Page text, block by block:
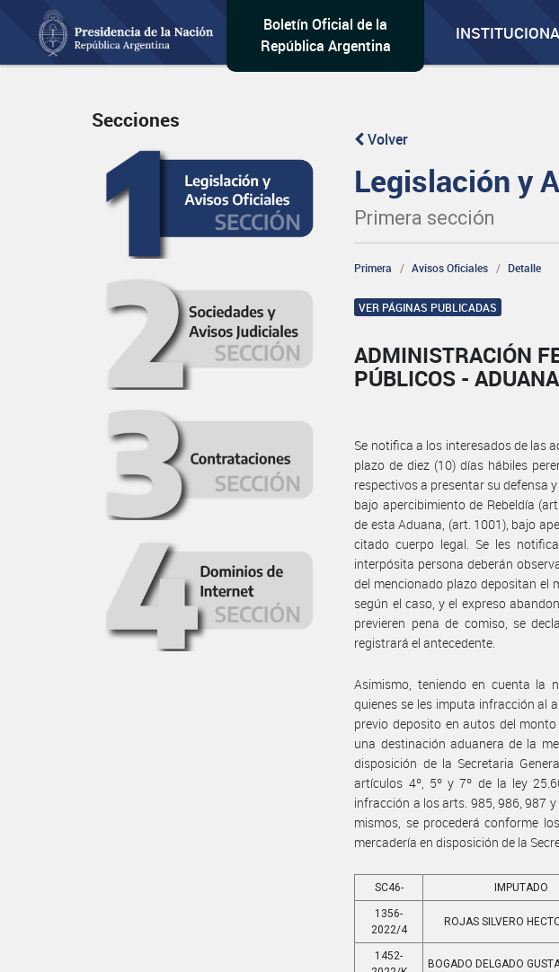
Boletín Oficial de la
República Argentina
Secciones
Volver
Legislación y
Primera sección
Primera Avisos Oficiales Detalle
VER PÁGINAS PUBLICADAS
ADMINISTRACIÓN
PÚBLICOS -
Se notifica a los interesados de las
plazo de diez (10) días hábiles
respectivos a presentar su defensa
bajo apercibimiento de Rebeldía
de esta Aduana, (art. 1001), bajo
citado cuerpo legal. Se les
interpósita persona deberán
del mencionado plazo depositan el
según el caso, y el expreso
previeren pena de comiso, se
registrará el antecedente.
Asimismo, teniendo en cuenta la
quienes se les imputa infracción al
previo deposito en autos del
una destinación aduanera de la
disposición de la Secretaria
artículos 4º, 5º y 7º de la ley
infracción a los arts. 985, 986, 987
mismos, se procederá conforme
mercadería en disposición de la
SC46- IMPUTADO
1356-
2022/4
ROJAS SILVERO
1452-
BOGADO DELGADO